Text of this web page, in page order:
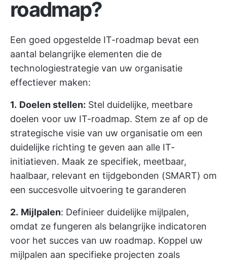
roadmap?
Een goed opgestelde IT-roadmap bevat een
aantal belangrijke elementen die de
technologiestrategie van uw organisatie
effectiever maken:
1. Doelen stellen: Stel duidelijke, meetbare
doelen voor uw IT-roadmap. Stem ze af op de
strategische visie van uw organisatie om een
duidelijke richting te geven aan alle IT-
initiatieven. Maak ze specifiek, meetbaar,
haalbaar, relevant en tijdgebonden (SMART) om
een succesvolle uitvoering te garanderen
2. Mijlpalen: Definieer duidelijke mijlpalen,
omdat ze fungeren als belangrijke indicatoren
voor het succes van uw roadmap. Koppel uw
mijlpalen aan specifieke projecten zoals